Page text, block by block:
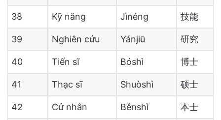
38 Kỹ năng Jìnéng 技能
39 Nghiên cứu Yánjiū 研究
40 Tiến sĩ Bóshì 博士
41 Thạc sĩ Shuòshì 硕士
42 Cử nhân Běnshì 本士